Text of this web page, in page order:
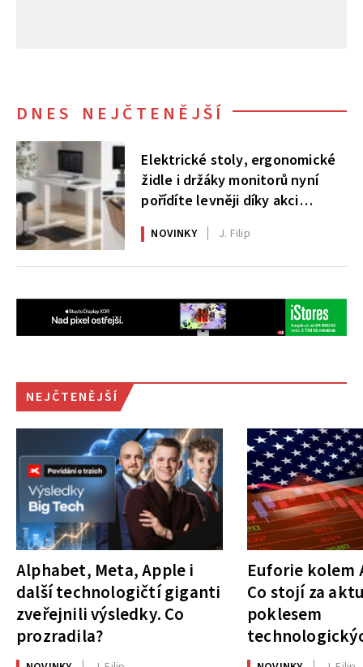
DNES NEJČTENĚJŠÍ
Elektrické stoly, ergonomické
židle i držáky monitorů nyní
pořídíte levněji díky akci
AlzaErgo
NOVINKY J. Filip
NEJČTENĚJŠÍ
Alphabet, Meta, Apple i
další technologičtí giganti
zveřejnili výsledky. Co
prozradila?
Euforie kolem
Co stojí za
poklesem